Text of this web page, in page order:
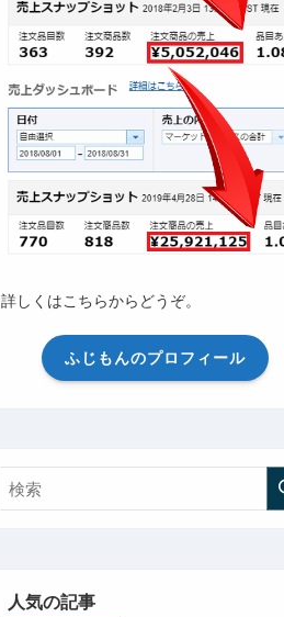
詳しくはこちらからどうぞ。
ふじもんのプロフィール
人気の記事